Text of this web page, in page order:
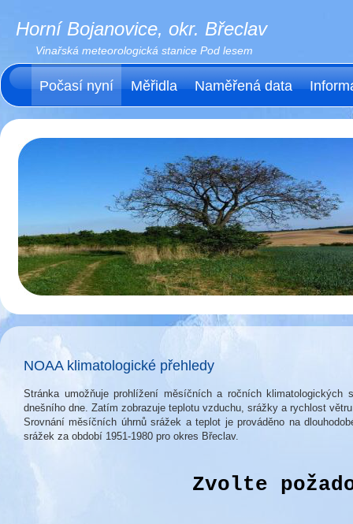
Horní Bojanovice, okr. Břeclav
Vinařská meteorologická stanice Pod lesem
Počasí nyní Měřidla Naměřená data
NOAA klimatologické přehledy
Stránka umožňuje prohlížení měsíčních a ročních
dnešního dne. Zatím zobrazuje teplotu vzduchu, srážky a rychlost
Srovnání měsíčních úhrnů srážek a teplot je prováděno na
srážek za období 1951-1980 pro okres Břeclav.